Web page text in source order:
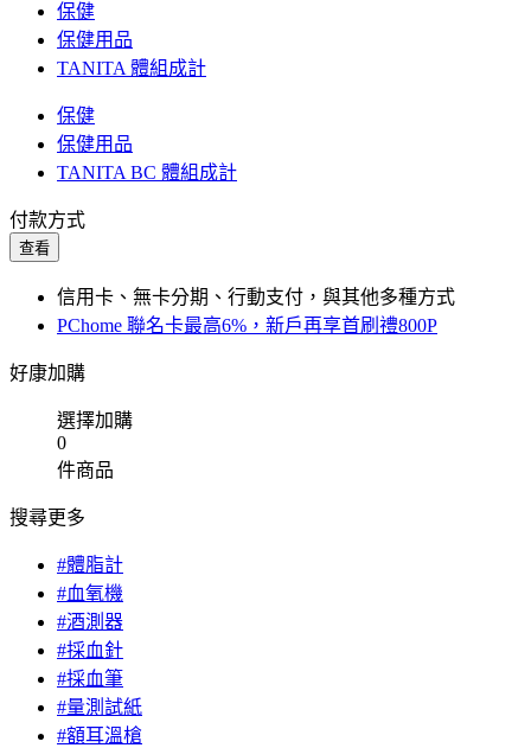
保健
保健用品
TANITA 體組成計
保健
保健用品
TANITA BC 體組成計
付款方式
查看
信用卡、無卡分期、行動支付，與其他多種方式
PChome 聯名卡最高6%，新戶再享首刷禮800P
好康加購
選擇加購
0
件商品
搜尋更多
#體脂計
#血氧機
#酒測器
#採血針
#採血筆
#量測試紙
#額耳溫槍